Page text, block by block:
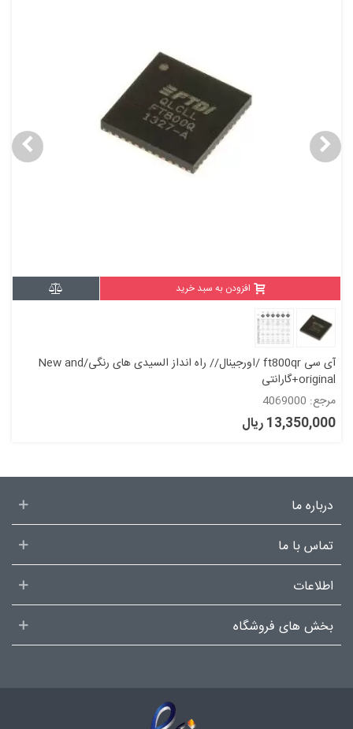
افزودن به سبد خرید
آی سی ft800qr /اورجینال// راه انداز السیدی های رنگی/New and
original+گارانتی
مرجع: 4069000
13,350,000 ریال
درباره ما
تماس با ما
اطلاعات
بخش های فروشگاه